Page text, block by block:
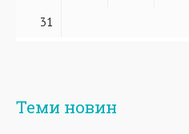
31
Теми новин